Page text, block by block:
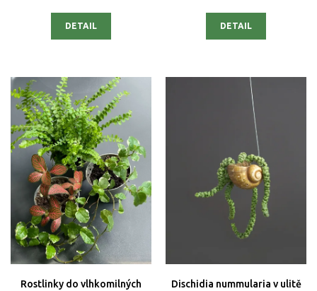
DETAIL DETAIL
Rostlinky do vlhkomilných
Dischidia nummularia v ulitě